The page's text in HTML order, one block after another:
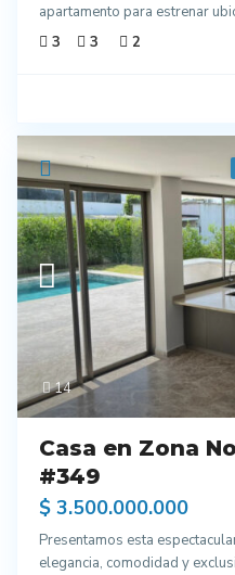
apartamento para estrenar
3
3 2
14
Casa en Zona
#349
$ 3.500.000.000
Presentamos esta
elegancia, comodidad y